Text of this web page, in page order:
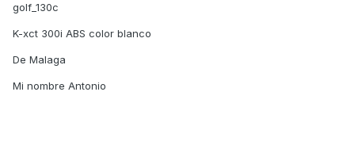
golf_130c
K-xct 300i ABS color blanco
De Malaga
Mi nombre Antonio